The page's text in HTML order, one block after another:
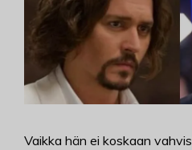
Vaikka hän ei koskaan